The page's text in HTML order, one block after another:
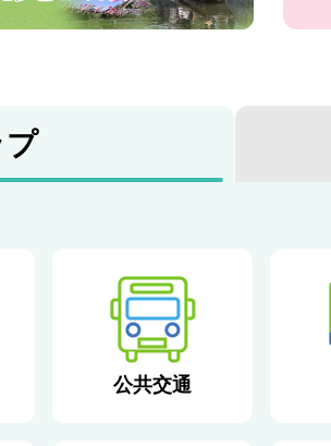
プ
公共交通